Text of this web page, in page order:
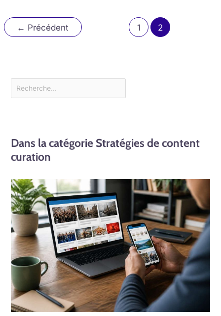
← Précédent 1 2
Dans la catégorie Stratégies de content
curation